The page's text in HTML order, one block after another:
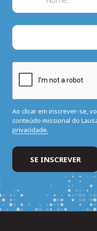
Ao clicar em inscrever-se,
conteúdo missional do
privacidade.